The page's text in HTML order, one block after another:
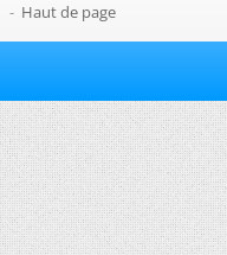
- Haut de page